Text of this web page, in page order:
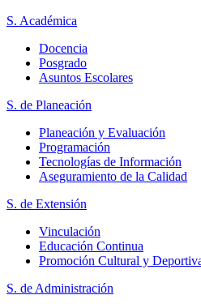
S. Académica
Docencia
Posgrado
Asuntos Escolares
S. de Planeación
Planeación y Evaluación
Programación
Tecnologías de Información
Aseguramiento de la Calidad
S. de Extensión
Vinculación
Educación Continua
Promoción Cultural y
S. de Administración